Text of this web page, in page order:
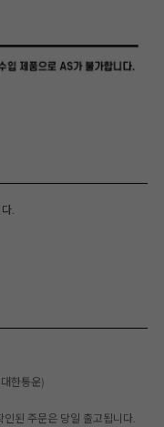
.
한통운)
된 주문은 당일 출고됩니다.